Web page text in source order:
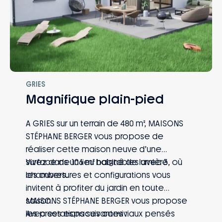
GRIES
Magnifique plain-pied
A GRIES sur un terrain de 480 m², MAISONS
STÉPHANE BERGER vous propose de
réaliser cette maison neuve d’une
surface de 106 m² habitables avec 3
chambres.
Vivez dans un lieu baigné de lumière, où
les ouvertures et configurations vous
invitent à profiter du jardin en toute
saison.
Avec ses espaces conviviaux pensés
MAISONS STÉPHANE BERGER vous propose
les prestations suivantes :